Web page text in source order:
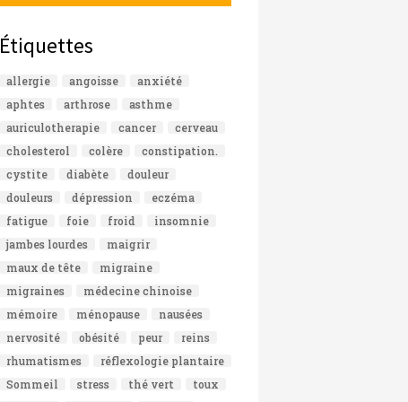
Étiquettes
allergie angoisse
anxiété
aphtes
arthrose
asthme
auriculotherapie
cancer
cerveau
cholesterol
colère
constipation.
cystite
diabète
douleur
douleurs
dépression
eczéma
fatigue
foie froid
insomnie
jambes lourdes
maigrir
maux de tête
migraine
migraines
médecine chinoise
mémoire
ménopause
nausées
nervosité
obésité peur
reins
rhumatismes
réflexologie plantaire
Sommeil
stress thé vert
toux